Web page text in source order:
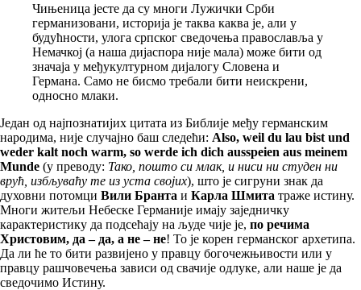
Чињеница јесте да су многи Лужички Срби
германизовани, историја је таква каква је, али у
будућности, улога српског сведочења православља у
Немачкој (а наша дијаспора није мала) може бити од
значаја у међукултурном дијалогу Словена и
Германа. Само не бисмо требали бити неискрени,
односно млаки.
Један од најпознатијих цитата из Библије међу германским
народима, није случајно баш следећи: Also, weil du lau bist und
weder kalt noch warm, so werde ich dich ausspeien aus meinem
Munde (у преводу: Тако, пошто си млак, и ниси ни студен ни
врућ, избљуваћу те из уста својих), што је сигруни знак да
духовни потомци Вили Бранта и Карла Шмита траже истину.
Многи житељи Небеске Германије имају заједничку
карактеристику да подсећају на људе чије је, по речима
Христовим, да – да, а не – не! То је корен германског архетипа.
Да ли ће то бити развијено у правцу богочежњивости или у
правцу рашчовечења зависи од свачије одлуке, али наше је да
сведочимо Истину.